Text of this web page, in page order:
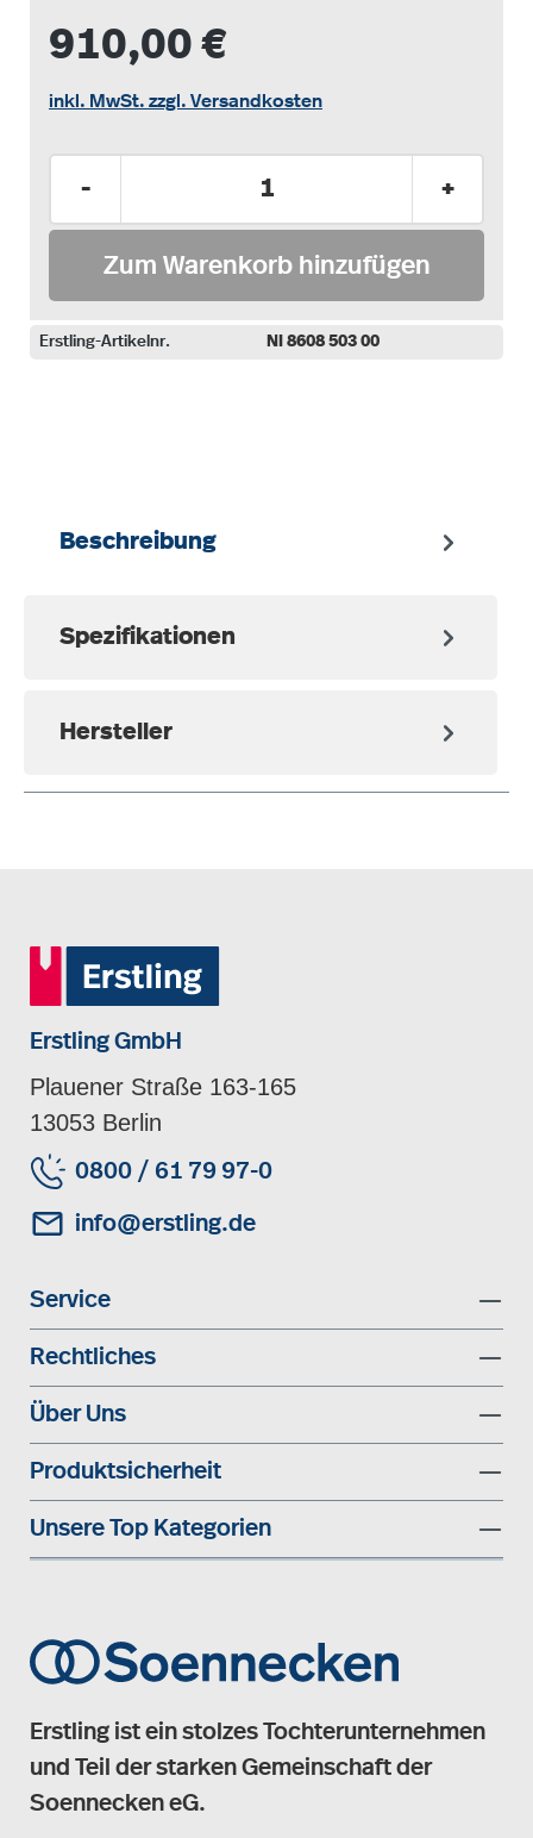
910,00 €
inkl. MwSt. zzgl. Versandkosten
- +
Zum Warenkorb hinzufügen
Erstling-Artikelnr. NI 8608 503 00
Beschreibung
Spezifikationen
Hersteller
Erstling GmbH
Plauener Straße 163-165
13053 Berlin
0800 / 61 79 97-0
info@erstling.de
Service
Rechtliches
Über Uns
Produktsicherheit
Unsere Top Kategorien
Erstling ist ein stolzes Tochterunternehmen
und Teil der starken Gemeinschaft der
Soennecken eG.